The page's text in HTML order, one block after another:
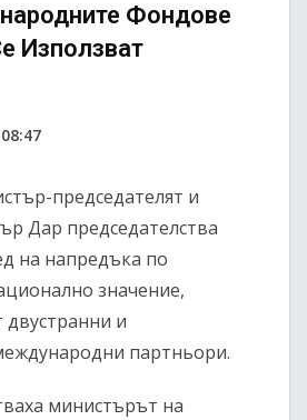
Фондове
Използват
председателят и
Дар председателства
на напредъка по
значение,
и
партньори.
министърът на